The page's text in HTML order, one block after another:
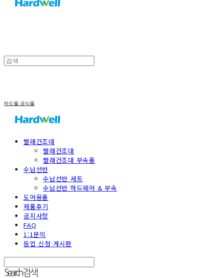
하드웰 공식몰
빨래건조대
빨래건조대
빨래건조대 부속품
수납선반
수납선반 세트
수납선반 하드웨어 & 부속
도어용품
제품후기
공지사항
FAQ
1:1문의
등업 신청 게시판
Search검색